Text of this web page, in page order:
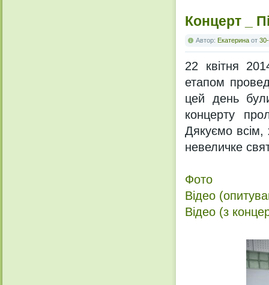
Концерт _
Автор: Екатерина от
22 квітня
етапом
цей день
концерту
Дякуємо всім,
невеличке
Фото
Відео
Відео (з